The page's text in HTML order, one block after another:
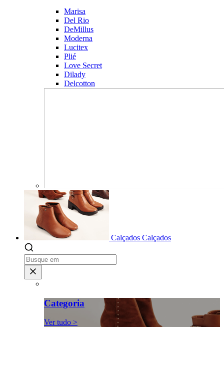
Marisa
Del Rio
DeMillus
Moderna
Lucitex
Plié
Love Secret
Dilady
Delcotton
Calçados Calçados
Categoria
Ver tudo >